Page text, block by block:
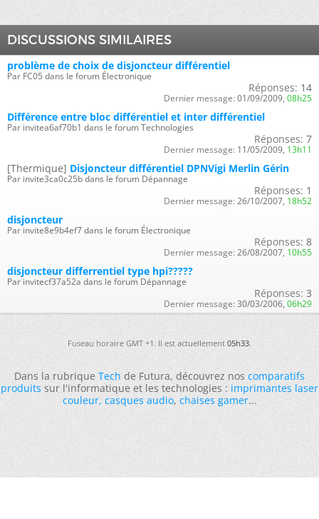
DISCUSSIONS SIMILAIRES
problème de choix de disjoncteur différentiel
Par FC05 dans le forum Électronique
Réponses: 14
Dernier message: 01/09/2009, 08h25
Différence entre bloc différentiel et inter différentiel
Par invitea6af70b1 dans le forum Technologies
Réponses: 7
Dernier message: 11/05/2009, 13h11
[Thermique] Disjoncteur différentiel DPNVigi Merlin Gérin
Par invite3ca0c25b dans le forum Dépannage
Réponses: 1
Dernier message: 26/10/2007, 18h52
disjoncteur
Par invite8e9b4ef7 dans le forum Électronique
Réponses: 8
Dernier message: 26/08/2007, 10h55
disjoncteur differrentiel type hpi?????
Par invitecf37a52a dans le forum Dépannage
Réponses: 3
Dernier message: 30/03/2006, 06h29
Fuseau horaire GMT +1. Il est actuellement05h33.
Dans la rubriqueTechde Futura, découvrez noscomparatifs
produitssur l'informatique et les technologies :imprimantes laser
couleur,casques audio,chaises gamer...